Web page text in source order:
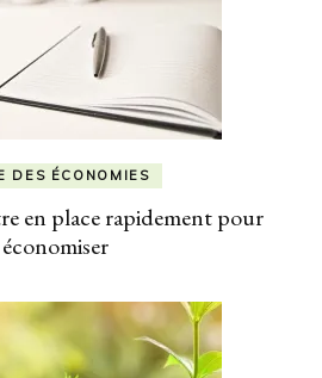
DES ÉCONOMIES
en place rapidement pour
économiser